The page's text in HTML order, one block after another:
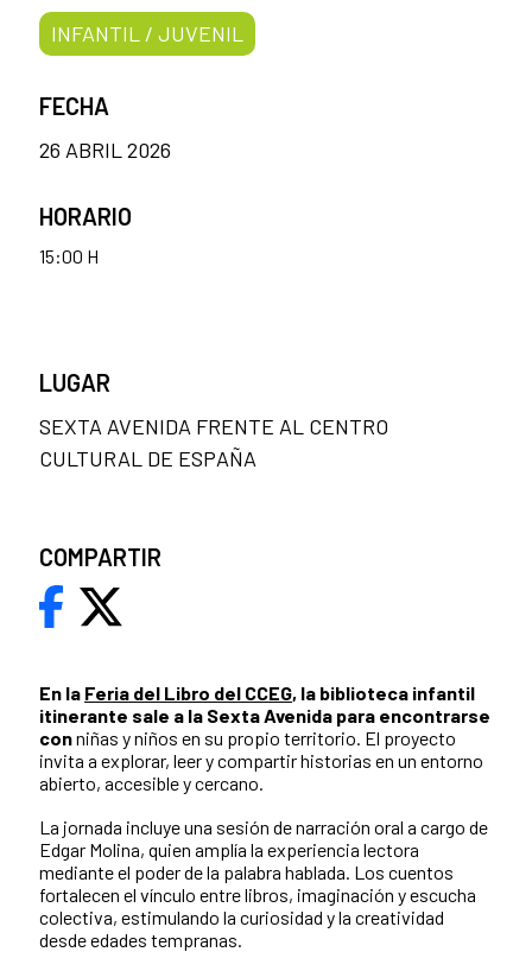
En la Feria del Libro del CCEG, la biblioteca infantil
itinerante sale a la Sexta Avenida para encontrarse
conniñas y niños en su propio territorio. El proyecto
invita a explorar, leer y compartir historias en un entorno
abierto, accesible y cercano.
La jornada incluye una sesión de narración oral a cargo de
Edgar Molina, quien amplía la experiencia lectora
mediante el poder de la palabra hablada. Los cuentos
fortalecen el vínculo entre libros, imaginación y escucha
colectiva, estimulando la curiosidad y la creatividad
desde edades tempranas.
INFANTIL / JUVENIL
FECHA
26 ABRIL 2026
HORARIO
15:00 H
LUGAR
SEXTA AVENIDA FRENTE AL CENTRO
CULTURAL DE ESPAÑA
COMPARTIR